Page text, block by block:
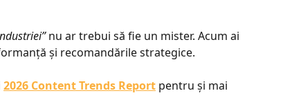
nu ar trebui să fie un mister. Acum ai
și recomandările strategice.
2026 Content Trends Report pentru și mai